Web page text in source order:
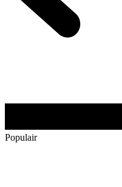
Populair